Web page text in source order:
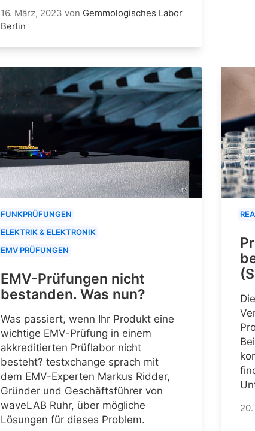
16. März, 2023 von Gemmologisches Labor
Berlin
FUNKPRÜFUNGEN
ELEKTRIK & ELEKTRONIK
EMV PRÜFUNGEN
EMV-Prüfungen nicht
bestanden. Was nun?
Was passiert, wenn Ihr Produkt eine
wichtige EMV-Prüfung in einem
akkreditierten Prüflabor nicht
besteht? testxchange sprach mit
dem EMV-Experten Markus Ridder,
Gründer und Geschäftsführer von
waveLAB Ruhr, über mögliche
Lösungen für dieses Problem.